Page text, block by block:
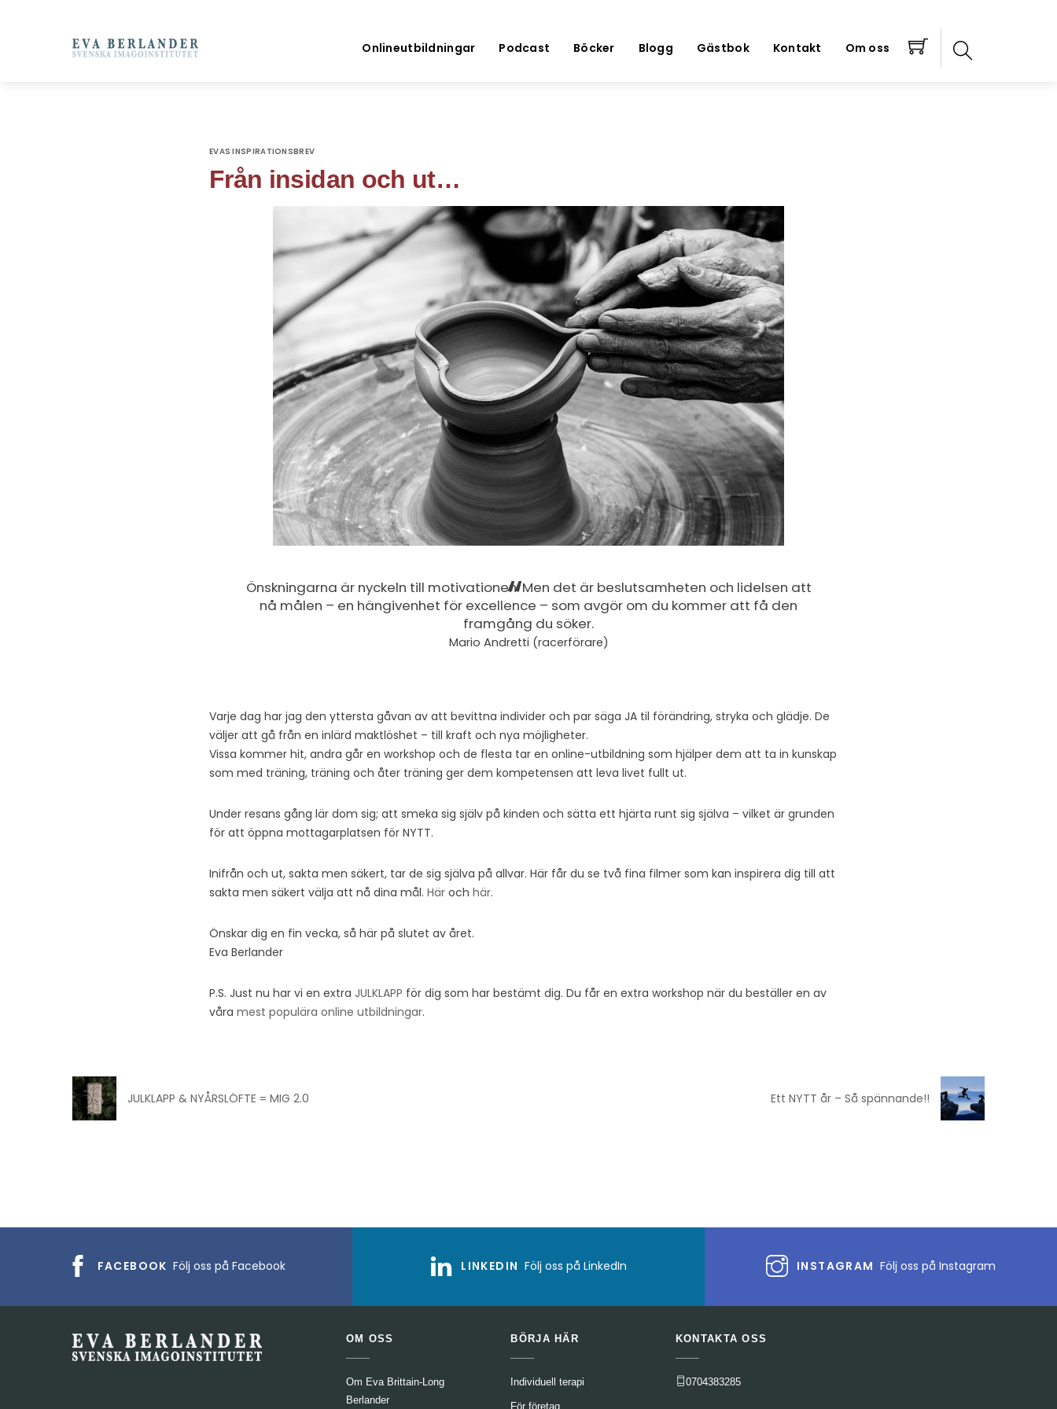
Onlineutbildningar Podcast Böcker Blogg Gästbok Kontakt Om oss
EVAS INSPIRATIONSBREV
Från insidan och ut…
Önskningarna är nyckeln till motivationen. Men det är beslutsamheten och lidelsen att
nå målen – en hängivenhet för excellence – som avgör om du kommer att få den
framgång du söker.
Mario Andretti (racerförare)
Varje dag har jag den yttersta gåvan av att bevittna individer och par säga JA til förändring, stryka och glädje. De
väljer att gå från en inlärd maktlöshet – till kraft och nya möjligheter.
Vissa kommer hit, andra går en workshop och de flesta tar en online-utbildning som hjälper dem att ta in kunskap
som med träning, träning och åter träning ger dem kompetensen att leva livet fullt ut.
Under resans gång lär dom sig; att smeka sig själv på kinden och sätta ett hjärta runt sig själva – vilket är grunden
för att öppna mottagarplatsen för NYTT.
Inifrån och ut, sakta men säkert, tar de sig själva på allvar. Här får du se två fina filmer som kan inspirera dig till att
sakta men säkert välja att nå dina mål. Här och här.
Önskar dig en fin vecka, så här på slutet av året.
Eva Berlander
P.S. Just nu har vi en extra JULKLAPP för dig som har bestämt dig. Du får en extra workshop när du beställer en av
våra mest populära online utbildningar.
JULKLAPP & NYÅRSLÖFTE = MIG 2.0 Ett NYTT år – Så spännande!!
FACEBOOK Följ oss på Facebook LINKEDIN Följ oss på LinkedIn INSTAGRAM Följ oss på Instagram
OM OSS
Om Eva Brittain-Long
Berlander
BÖRJA HÄR
Individuell terapi
För företag
KONTAKTA OSS
0704383285